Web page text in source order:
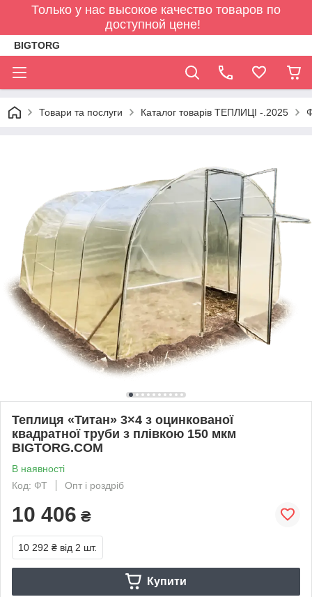
Только у нас высокое качество товаров по
доступной цене!
BIGTORG
Товари та послуги Каталог товарів ТЕПЛИЦІ -.2025
Теплиця «Титан» 3×4 з оцинкованої
квадратної труби з плівкою 150 мкм
BIGTORG.COM
В наявності
Код: ФТ
Опт і роздріб
10 406 ₴
10 292 ₴ від 2 шт.
Купити